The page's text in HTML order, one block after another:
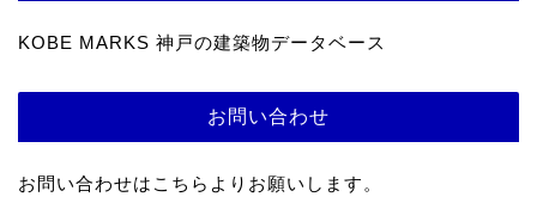
KOBE MARKS 神戸の建築物データベース
お問い合わせ
お問い合わせはこちらよりお願いします。